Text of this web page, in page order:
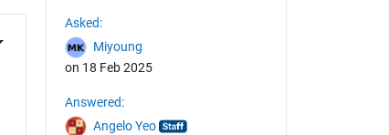
Asked:
Miyoung
on 18 Feb 2025
Answered:
Angelo Yeo